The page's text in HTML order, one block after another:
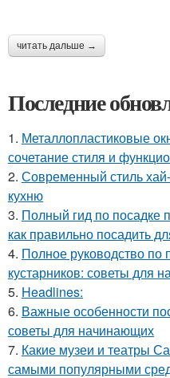
читать дальше →
Последние
1. Металлопластиковые
сочетание стиля и
2. Современный стиль
кухню
3. Полный гид по посадке
как правильно посадить
4. Полное руководство по
кустарников: советы для
5. Headlines:
6. Важные особенности
советы для начинающих
7. Какие музеи и театры
самыми популярными